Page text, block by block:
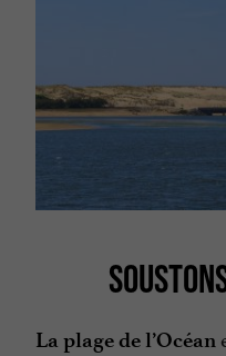
La plage de l’Océan